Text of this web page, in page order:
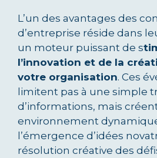
L’un des avantages des
d’entreprise réside dans
un moteur puissant de s
l’innovation et de la
votre organisation. Ces
limitent pas à une simple
d’informations, mais
environnement
l’émergence d’idées
résolution créative des